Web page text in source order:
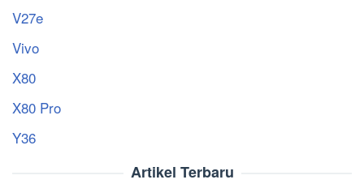
V27e
Vivo
X80
X80 Pro
Y36
Artikel Terbaru